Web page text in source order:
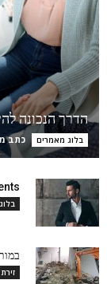
הדרך הנכונה
בלוג מאמרים כתב